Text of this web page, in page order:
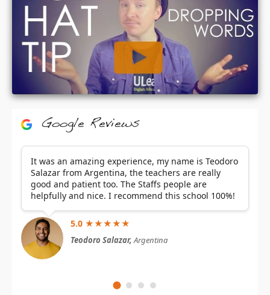
Google Reviews
It was an amazing experience, my name is Teodoro
Salazar from Argentina, the teachers are really
good and patient too. The Staffs people are
helpfully and nice. I recommend this school 100%!
5.0 ★★★★★
Teodoro Salazar,Argentina